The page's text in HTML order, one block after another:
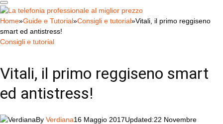
Home»Guide e Tutorial»Consigli e tutorial»Vitali, il primo reggiseno
smart ed antistress!
Consigli e tutorial
Vitali, il primo reggiseno smart
ed antistress!
By Verdiana16 Maggio 2017Updated:22 Novembre